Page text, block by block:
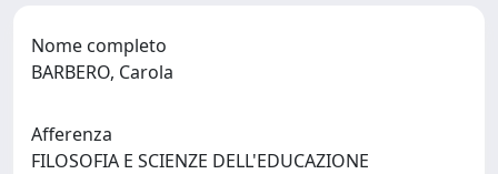
Nome completo
BARBERO, Carola
Afferenza
FILOSOFIA E SCIENZE DELL'EDUCAZIONE